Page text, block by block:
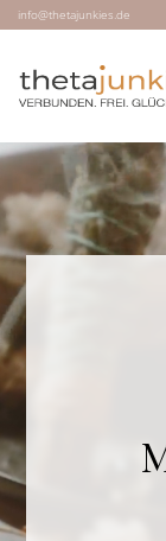
info@thetajunkies.de